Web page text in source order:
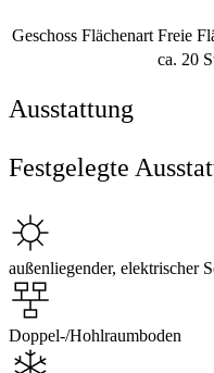
Geschoss Flächenart Freie
ca. 20
Ausstattung
Festgelegte
außenliegender, elektrischer
Doppel-/Hohlraumboden